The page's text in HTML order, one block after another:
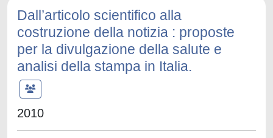
Dall’articolo scientifico alla
costruzione della notizia : proposte
per la divulgazione della salute e
analisi della stampa in Italia.
2010